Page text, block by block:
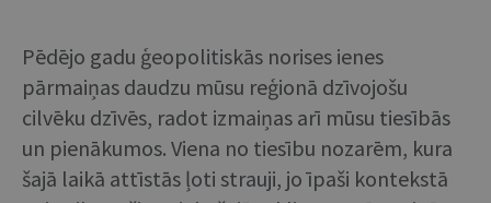
Pēdējo gadu ģeopolitiskās norises ienes
pārmaiņas daudzu mūsu reģionā dzīvojošu
cilvēku dzīvēs, radot izmaiņas arī mūsu tiesībās
un pienākumos. Viena no tiesību nozarēm, kura
šajā laikā attīstās ļoti strauji, jo īpaši kontekstā